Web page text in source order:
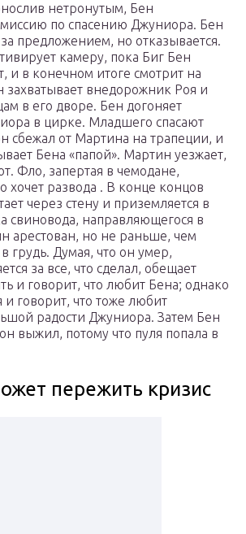
нетронутым, Бен
по спасению Джуниора. Бен
предложением, но отказывается.
камеру, пока Биг Бен
и в конечном итоге смотрит на
захватывает внедорожник Роя и
в его дворе. Бен догоняет
в цирке. Младшего спасают
сбежал от Мартина на трапеции, и
Бена «папой». Мартин уезжает,
Фло, запертая в чемодане,
хочет развода . В конце концов
через стену и приземляется в
свиновода, направляющегося в
арестован, но не раньше, чем
грудь. Думая, что он умер,
за все, что сделал, обещает
и говорит, что любит Бена; однако
и говорит, что тоже любит
радости Джуниора. Затем Бен
выжил, потому что пуля попала в
пережить кризис